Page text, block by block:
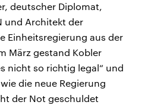
deutscher Diplomat,
und Architekt der
Einheitsregierung aus der
März gestand Kobler
nicht so richtig legal“ und
die neue Regierung
der Not geschuldet